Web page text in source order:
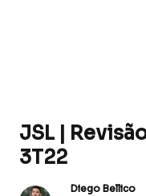
JSL |
3T22
Diego Bellico